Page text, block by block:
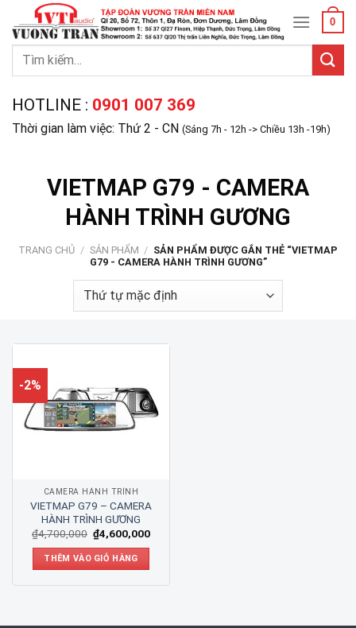
content
0
Tìm
HOTLINE : 0901 007 369
Thời gian làm việc: Thứ 2 - CN (Sáng 7h - 12h -> Chiều 13h -19h)
VIETMAP G79 - CAMERA
HÀNH TRÌNH GƯƠNG
TRANG CHỦ / SẢN PHẨM / SẢN PHẨM ĐƯỢC GẮN THẺ “VIETMAP
G79 - CAMERA HÀNH TRÌNH GƯƠNG”
-2%
CAMERA HÀNH TRÌNH
VIETMAP G79 – CAMERA
HÀNH TRÌNH GƯƠNG
₫4,700,000 ₫4,600,000
THÊM VÀO GIỎ HÀNG